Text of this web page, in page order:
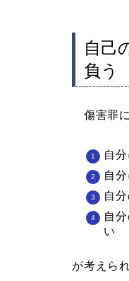
自己
負う
傷害罪に
自
自
自
自
い
が考えら